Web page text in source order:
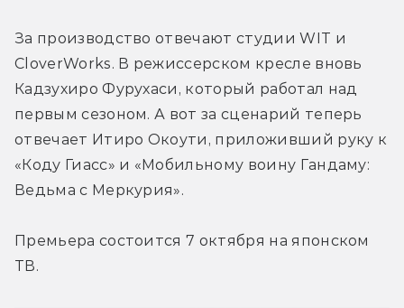
За производство отвечают студии WIT и
CloverWorks. В режиссерском кресле вновь
Кадзухиро Фурухаси, который работал над
первым сезоном. А вот за сценарий теперь
отвечает Итиро Окоути, приложивший руку к
«Коду Гиасс» и «Мобильному воину Гандаму:
Ведьма с Меркурия».
Премьера состоится 7 октября на японском
ТВ.